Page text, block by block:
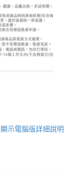
顯示電腦版詳細說明